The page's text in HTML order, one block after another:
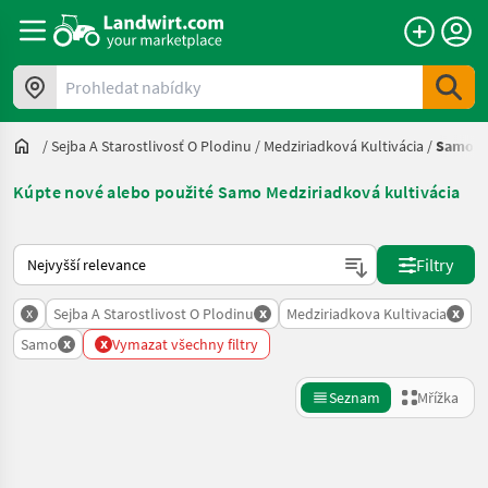
Prohledat nabídky
/Sejba A Starostlivosť O Plodinu / Medziriadková Kultivácia /Samo
Kúpte nové alebo použité Samo Medziriadková kultivácia
Takto se řadí nabídky na Landwirt.com
Filtry
x Sejba A Starostlivost O Plodinu x Medziriadkova Kultivacia x
Samo x x Vymazat všechny filtry
Seznam Mřížka